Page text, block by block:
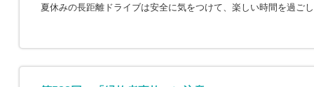
夏休みの長距離ドライブは安全に気をつけて、楽しい時間を過ご